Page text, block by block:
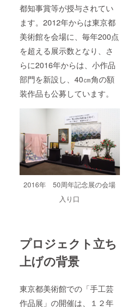
都知事賞等が授与されてい
ます。2012年からは東京都
美術館を会場に、毎年200点
を超える展示数となり、さ
らに2016年からは、小作品
部門を新設し、40㎝角の額
装作品も公募しています。
2016年 50周年記念展の会場
入り口
プロジェクト立ち
上げの背景
東京都美術館での「手工芸
作品展」の開催は、１２年